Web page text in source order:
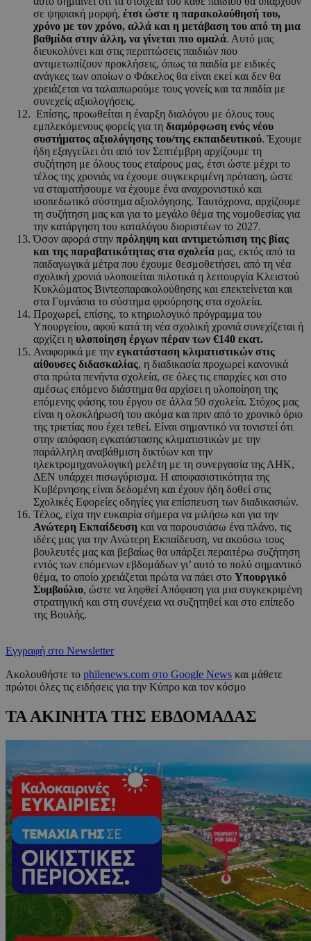
σε ψηφιακή μορφή, έτσι ώστε η παρακολούθησή του,
χρόνο με τον χρόνο, αλλά και η μετάβαση του από τη μια
βαθμίδα στην άλλη, να γίνεται πιο ομαλά. Αυτό μας
διευκολύνει και στις περιπτώσεις παιδιών που
αντιμετωπίζουν προκλήσεις, όπως τα παιδία με ειδικές
ανάγκες των οποίων ο Φάκελος θα είναι εκεί και δεν θα
χρειάζεται να ταλαιπωρούμε τους γονείς και τα παιδία με
συνεχείς αξιολογήσεις.
Επίσης, προωθείται η έναρξη διαλόγου με όλους τους
εμπλεκόμενους φορείς για τη διαμόρφωση ενός νέου
συστήματος αξιολόγησης του/της εκπαιδευτικού. Έχουμε
ήδη εξαγγείλει ότι από τον Σεπτέμβρη αρχίζουμε τη
συζήτηση με όλους τους εταίρους μας, έτσι ώστε μέχρι το
τέλος της χρονιάς να έχουμε συγκεκριμένη πρόταση, ώστε
να σταματήσουμε να έχουμε ένα αναχρονιστικό και
ισοπεδωτικό σύστημα αξιολόγησης. Ταυτόχρονα, αρχίζουμε
τη συζήτηση μας και για το μεγάλο θέμα της νομοθεσίας για
την κατάργηση του καταλόγου διοριστέων το 2027.
Όσον αφορά στην πρόληψη και αντιμετώπιση της βίας
και της παραβατικότητας στα σχολεία μας, εκτός από τα
παιδαγωγικά μέτρα που έχουμε θεσμοθετήσει, από τη νέα
σχολική χρονιά υλοποιείται πιλοτικά η λειτουργία Κλειστού
Κυκλώματος Βιντεοπαρακολούθησης και επεκτείνεται και
στα Γυμνάσια το σύστημα φρούρησης στα σχολεία.
Προχωρεί, επίσης, το κτηριολογικό πρόγραμμα του
Υπουργείου, αφού κατά τη νέα σχολική χρονιά συνεχίζεται ή
αρχίζει η υλοποίηση έργων πέραν των €140 εκατ.
Αναφορικά με την εγκατάσταση κλιματιστικών στις
αίθουσες διδασκαλίας, η διαδικασία προχωρεί κανονικά
στα πρώτα πενήντα σχολεία, σε όλες τις επαρχίες και στο
αμέσως επόμενο διάστημα θα αρχίσει η υλοποίηση της
επόμενης φάσης του έργου σε άλλα 50 σχολεία. Στόχος μας
είναι η ολοκλήρωσή του ακόμα και πριν από το χρονικό όριο
της τριετίας που έχει τεθεί. Είναι σημαντικό να τονιστεί ότι
στην απόφαση εγκατάστασης κλιματιστικών με την
παράλληλη αναβάθμιση δικτύων και την
ηλεκτρομηχανολογική μελέτη με τη συνεργασία της ΑΗΚ,
ΔΕΝ υπάρχει πισωγύρισμα. Η αποφασιστικότητα της
Κυβέρνησης είναι δεδομένη και έχουν ήδη δοθεί στις
Σχολικές Εφορείες οδηγίες για επίσπευση των διαδικασιών.
Τέλος, είχα την ευκαιρία σήμερα να μιλήσω και για την
Ανώτερη Εκπαίδευση και να παρουσιάσω ένα πλάνο, τις
ιδέες μας για την Ανώτερη Εκπαίδευση, να ακούσω τους
βουλευτές μας και βεβαίως θα υπάρξει περαιτέρω συζήτηση
εντός των επόμενων εβδομάδων γι’ αυτό το πολύ σημαντικό
θέμα, το οποίο χρειάζεται πρώτα να πάει στο Υπουργικό
Συμβούλιο, ώστε να ληφθεί Απόφαση για μια συγκεκριμένη
στρατηγική και στη συνέχεια να συζητηθεί και στο επίπεδο
της Βουλής.
Εγγραφή στο Newsletter
Ακολουθήστε το philenews.com στο Google News και μάθετε
πρώτοι όλες τις ειδήσεις για την Κύπρο και τον κόσμο
ΤΑ ΑΚΙΝΗΤΑ ΤΗΣ ΕΒΔΟΜΑΔΑΣ